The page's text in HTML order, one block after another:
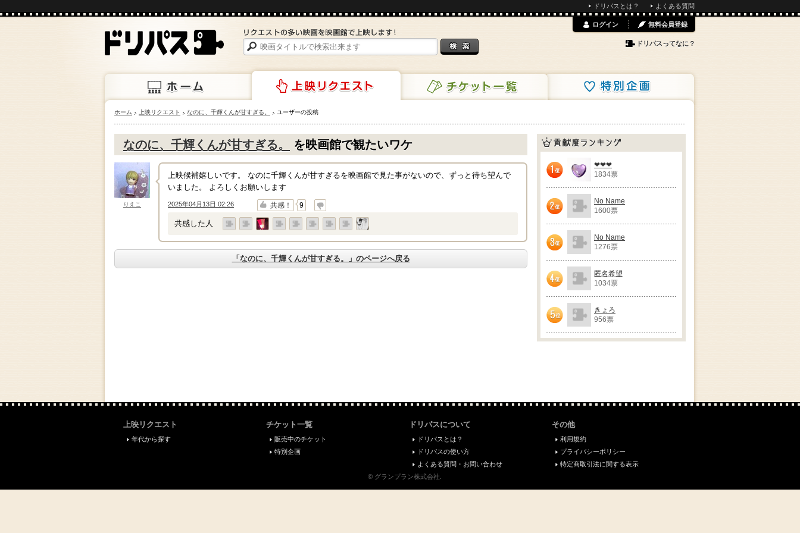
ドリパスとは？ よくある質問
ホーム 上映リクエスト チケット一覧 特別企画
ログイン 無料会員登録
ドリパスってなに？
ホーム 上映リクエスト なのに、千輝くんが甘すぎる。 ユーザーの投稿
なのに、千輝くんが甘すぎる。 を映画館で観たいワケ
りえこ
上映候補嬉しいです。 なのに千輝くんが甘すぎるを映画館で見た事がないので、ずっと待ち望んで
いました。 よろしくお願いします
2025年04月13日 02:26
↑ 共感！ 9
↓
共感した人
「なのに、千輝くんが甘すぎる。」のページへ戻る
貢献度ランキング
1位
❤❤❤
1834票
2位
No Name
1600票
3位
No Name
1276票
4位
匿名希望
1034票
5位
きょろ
956票
上映リクエスト
年代から探す
チケット一覧
販売中のチケット
特別企画
ドリパスについて
ドリパスとは？
ドリパスの使い方
よくある質問・お問い合わせ
その他
利用規約
プライバシーポリシー
特定商取引法に関する表示
© グランプラン株式会社.